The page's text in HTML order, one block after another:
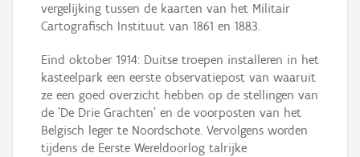
vergelijking tussen de kaarten van het Militair
Cartografisch Instituut van 1861 en 1883.
Eind oktober 1914: Duitse troepen installeren in het
kasteelpark een eerste observatiepost van waaruit
ze een goed overzicht hebben op de stellingen van
de 'De Drie Grachten' en de voorposten van het
Belgisch leger te Noordschote. Vervolgens worden
tijdens de Eerste Wereldoorlog talrijke